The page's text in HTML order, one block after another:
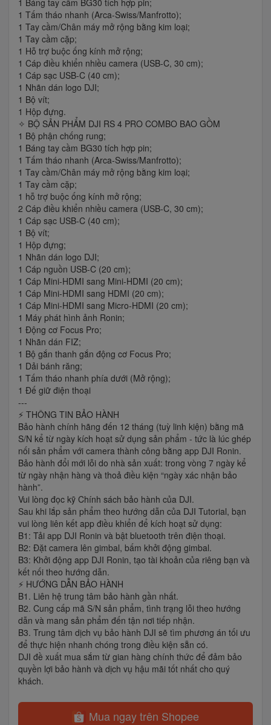
1 Báng tay cầm BG30 tích hợp pin;
1 Tấm tháo nhanh (Arca-Swiss/Manfrotto);
1 Tay cầm/Chân máy mở rộng bằng kim loại;
1 Tay cầm cặp;
1 Hỗ trợ buộc ống kính mở rộng;
1 Cáp điều khiển nhiều camera (USB-C, 30 cm);
1 Cáp sạc USB-C (40 cm);
1 Nhãn dán logo DJI;
1 Bộ vít;
1 Hộp đựng.
✧ BỘ SẢN PHẨM DJI RS 4 PRO COMBO BAO GỒM
1 Bộ phận chống rung;
1 Báng tay cầm BG30 tích hợp pin;
1 Tấm tháo nhanh (Arca-Swiss/Manfrotto);
1 Tay cầm/Chân máy mở rộng bằng kim loại;
1 Tay cầm cặp;
1 hỗ trợ buộc ống kính mở rộng;
2 Cáp điều khiển nhiều camera (USB-C, 30 cm);
1 Cáp sạc USB-C (40 cm);
1 Bộ vít;
1 Hộp đựng;
1 Nhãn dán logo DJI;
1 Cáp nguồn USB-C (20 cm);
1 Cáp Mini-HDMI sang Mini-HDMI (20 cm);
1 Cáp Mini-HDMI sang HDMI (20 cm);
1 Cáp Mini-HDMI sang Micro-HDMI (20 cm);
1 Máy phát hình ảnh Ronin;
1 Động cơ Focus Pro;
1 Nhãn dán FIZ;
1 Bộ gắn thanh gắn động cơ Focus Pro;
1 Dải bánh răng;
1 Tấm tháo nhanh phía dưới (Mở rộng);
1 Đế giữ điện thoại
---
⚡️ THÔNG TIN BẢO HÀNH
Bảo hành chính hãng đến 12 tháng (tuỳ linh kiện) bằng mã
S/N kể từ ngày kích hoạt sử dụng sản phẩm - tức là lúc ghép
nối sản phẩm với camera thành công bằng app DJI Ronin.
Bảo hành đổi mới lỗi do nhà sản xuất: trong vòng 7 ngày kể
từ ngày nhận hàng và thoả điều kiện “ngày xác nhận bảo
hành”.
Vui lòng đọc kỹ Chính sách bảo hành của DJI.
Sau khi lắp sản phẩm theo hướng dẫn của DJI Tutorial, bạn
vui lòng liên kết app điều khiển để kích hoạt sử dụng:
B1: Tải app DJI Ronin và bật bluetooth trên điện thoại.
B2: Đặt camera lên gimbal, bấm khởi động gimbal.
B3: Khởi động app DJI Ronin, tạo tài khoản của riêng bạn và
kết nối theo hướng dẫn.
⚡️ HƯỚNG DẪN BẢO HÀNH
B1. Liên hệ trung tâm bảo hành gần nhất.
B2. Cung cấp mã S/N sản phẩm, tình trạng lỗi theo hướng
dẫn và mang sản phẩm đến tận nơi tiếp nhận.
B3. Trung tâm dịch vụ bảo hành DJI sẽ tìm phương án tối ưu
để thực hiện nhanh chóng trong điều kiện sẵn có.
DJI đề xuất mua sắm từ gian hàng chính thức để đảm bảo
quyền lợi bảo hành và dịch vụ hậu mãi tốt nhất cho quý
khách.
Mua ngay trên Shopee